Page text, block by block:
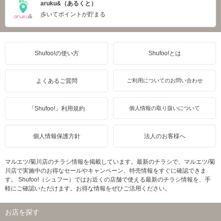
aruku&（あるくと）
歩いてポイントが貯まる
Shufoo!の使い方 Shufoo!とは
よくあるご質問 ご利用についてのお問い合わせ
「Shufoo!」利用規約 個人情報の取り扱いについて
個人情報保護方針 法人のお客様へ
マルエツ/菊川店のチラシ情報を掲載しています。最新のチラシで、マルエツ/菊
川店で実施中のお得なセールやキャンペーン、特売情報をすぐに確認できま
す。 Shufoo!（シュフー）ではお近くの店舗で使える最新のチラシ情報を、手
軽にご確認いただけます。お得な情報をぜひご活用ください。
お店を探す